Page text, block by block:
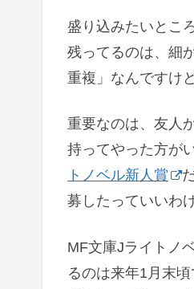
盛り込みたいとこ
残ってるのは、細
重複」なんですけど
重要なのは、友人
持ってやった方が
トノベル新人賞
募したっていいわ
MF文庫Jライトノ
るのは来年1月末